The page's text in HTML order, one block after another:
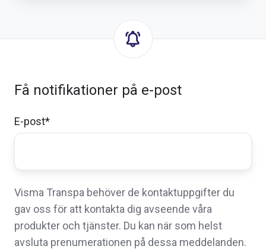
Få notifikationer på e-post
E-post*
Visma Transpa behöver de kontaktuppgifter du
gav oss för att kontakta dig avseende våra
produkter och tjänster. Du kan när som helst
avsluta prenumerationen på dessa meddelanden.